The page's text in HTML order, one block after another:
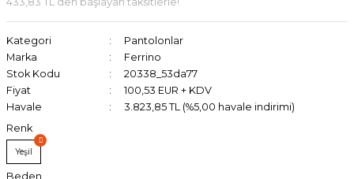
Kategori
Pantolonlar
Marka
Ferrino
Stok Kodu
20338_53da77
Fiyat
100,53 EUR + KDV
Havale
3.823,85 TL (%5,00 havale indirimi)
Renk
Yeşil
Beden